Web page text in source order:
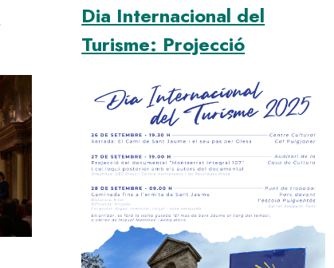
Dia Internacional del
Turisme: Projecció